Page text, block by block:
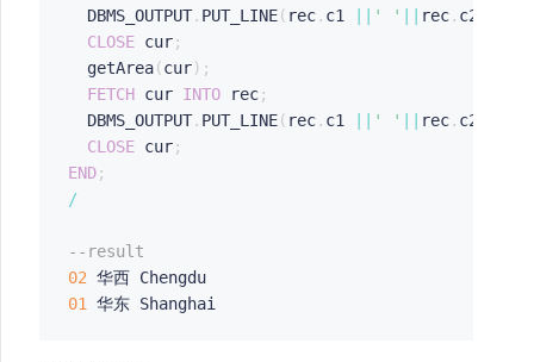
  DBMS_OUTPUT
. PUT_LINE( rec. c1 ' ' rec. c2
CLOSE cur;
  getArea
(cur) ;
FETCH cur INTO rec;
  DBMS_OUTPUT
. PUT_LINE( rec. c1 ' ' rec. c2
CLOSE cur;
END;
/
--result
02
01